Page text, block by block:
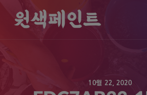
10월 22, 2020